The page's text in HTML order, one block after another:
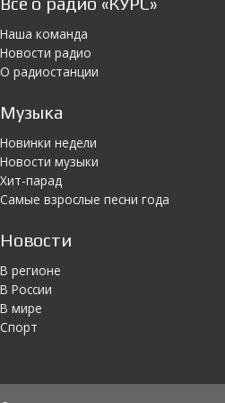
Наша команда
Новости радио
О радиостанции
Музыка
Новинки недели
Новости музыки
Хит-парад
Самые взрослые песни года
Новости
В регионе
В России
В мире
Спорт